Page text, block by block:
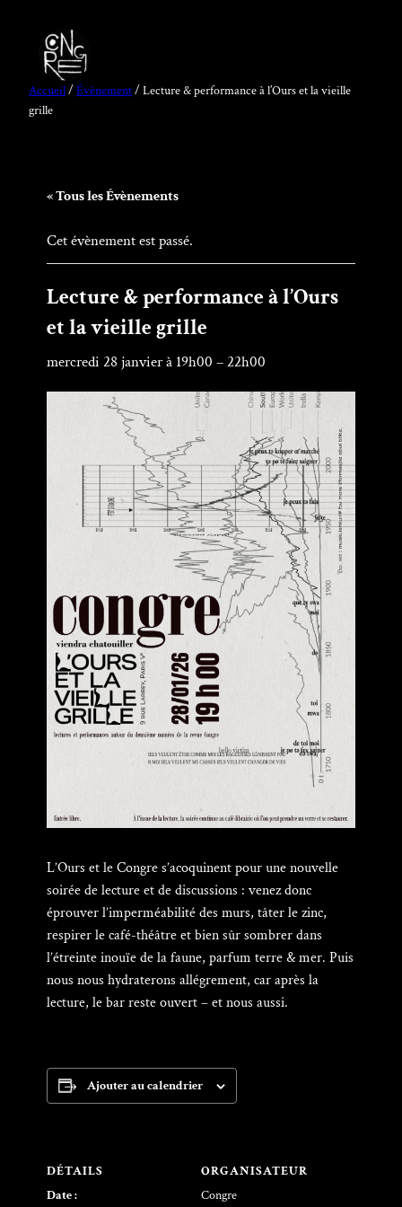
Accueil/Évènement/ Lecture & performance à l’Ours et la vieille
grille
« Tous les Évènements
Cet évènement est passé.
Lecture & performance à l’Ours
et la vieille grille
mercredi 28 janvier à 19h00 – 22h00
L’Ours et le Congre s’acoquinent pour une nouvelle
soirée de lecture et de discussions : venez donc
éprouver l’imperméabilité des murs, tâter le zinc,
respirer le café-théâtre et bien sûr sombrer dans
l’étreinte inouïe de la faune, parfum terre & mer. Puis
nous nous hydraterons allégrement, car après la
lecture, le bar reste ouvert – et nous aussi.
Ajouter au calendrier
DÉTAILS
Date :
ORGANISATEUR
Congre